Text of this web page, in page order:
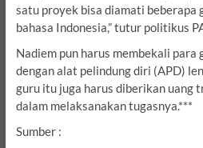
satu proyek bisa diamati beberapa
bahasa Indonesia,” tutur politikus
Nadiem pun harus membekali
dengan alat pelindung diri (APD)
guru itu juga harus diberikan uang
dalam melaksanakan tugasnya.***
Sumber :